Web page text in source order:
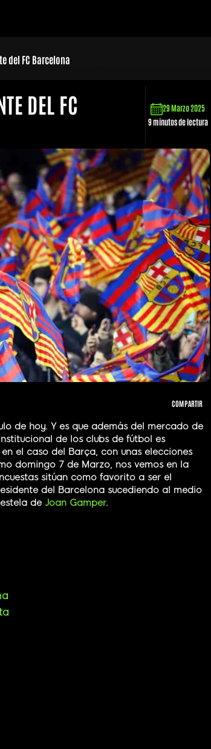
del FC Barcelona
DEL FC
29 Marzo 2025
9 minutos de lectura
COMPARTIR
de hoy. Y es que además del mercado de
de los clubs de fútbol es
en el caso del Barça, con unas elecciones
domingo 7 de Marzo, nos vemos en la
sitúan como favorito a ser el
del Barcelona sucediendo al medio
de Joan Gamper.